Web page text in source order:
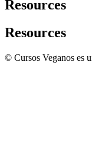
Resources
Resources
© Cursos Veganos es